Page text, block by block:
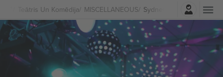
Teātris Un Komēdija MISCELLANEOUS Sydney WorldPride
Pierakstīties